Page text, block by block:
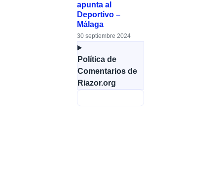
apunta al
Deportivo –
Málaga
30 septiembre 2024
Política de
Comentarios de
Riazor.org